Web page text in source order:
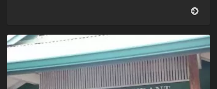
ワ
イ
み
や